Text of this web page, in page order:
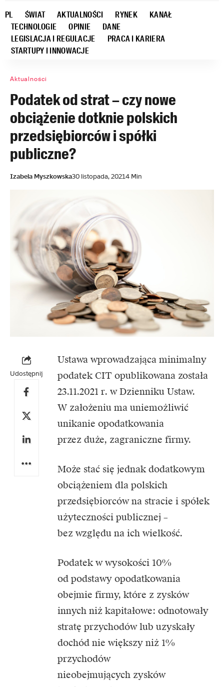
PL ŚWIAT AKTUALNOŚCI RYNEK
KANAŁ
TECHNOLOGIE
OPINIE
DANE
LEGISLACJA I REGULACJE
PRACA I KARIERA
STARTUPY I INNOWACJE
Aktualności
Podatek od strat – czy nowe
obciążenie dotknie polskich
przedsiębiorców i spółki
publiczne?
Izabela Myszkowska30 listopada, 20214 Min
Udostępnij
Ustawa wprowadzająca minimalny
podatek CIT opublikowana została
23.11.2021 r. w Dzienniku Ustaw.
W założeniu ma uniemożliwić
unikanie opodatkowania
przez duże, zagraniczne firmy.
Może stać się jednak dodatkowym
obciążeniem dla polskich
przedsiębiorców na stracie i spółek
użyteczności publicznej –
bez względu na ich wielkość.
Podatek w wysokości 10%
od podstawy opodatkowania
obejmie firmy, które z zysków
innych niż kapitałowe: odnotowały
stratę przychodów lub uzyskały
dochód nie większy niż 1%
przychodów
nieobejmujących zysków